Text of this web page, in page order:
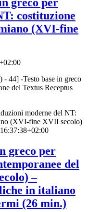
greco per
costituzione
(XVI-fine
44] -Testo base in greco
del Textus Receptus
moderne del NT:
(XVI-fine XVII secolo)
greco per
del
–
in italiano
(26 min.)